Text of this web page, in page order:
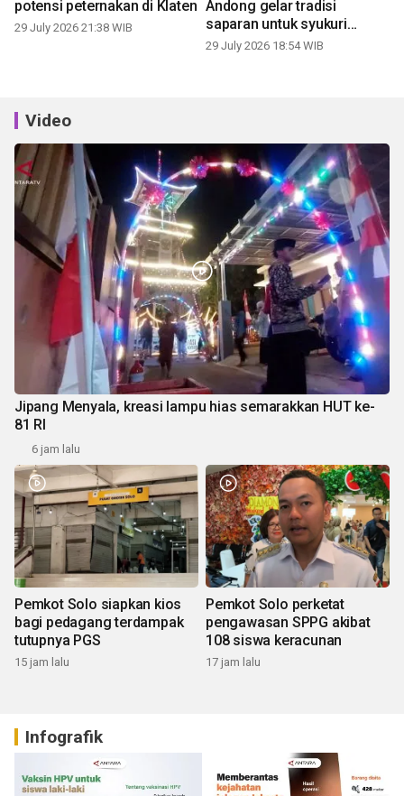
potensi peternakan di Klaten
29 July 2026 21:38 WIB
Andong gelar tradisi
saparan untuk syukuri
panen
29 July 2026 18:54 WIB
Video
Jipang Menyala, kreasi lampu hias semarakkan HUT ke-
81 RI
6 jam lalu
Pemkot Solo siapkan kios
bagi pedagang terdampak
tutupnya PGS
15 jam lalu
Pemkot Solo perketat
pengawasan SPPG akibat
108 siswa keracunan
17 jam lalu
Infografik